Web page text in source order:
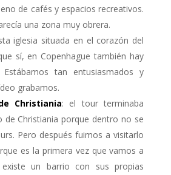
de cafés y espacios recreativos.
una zona muy obrera.
iglesia situada en el corazón del
sí, en Copenhague también hay
tan entusiasmados y
grabamos.
Christiania: el tour terminaba
de Christiania porque dentro no se
Pero después fuimos a visitarlo
es la primera vez que vamos a
un barrio con sus propias